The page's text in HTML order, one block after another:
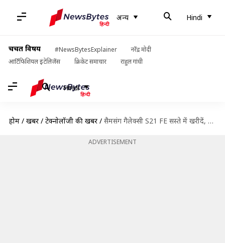
अन्य Hindi
चर्चित विषय #NewsBytesExplainer
नरेंद्र मोदी
आर्टिफिशियल इंटेलिजेंस
क्रिकेट समाचार राहुल गांधी
Hindi
होम / खबरें / टेक्नोलॉजी की खबरें / सैमसंग गैलेक्सी S21 FE सस्ते में खरीदें, यहां पाएं 65,000 रुपये तक छूट
ADVERTISEMENT